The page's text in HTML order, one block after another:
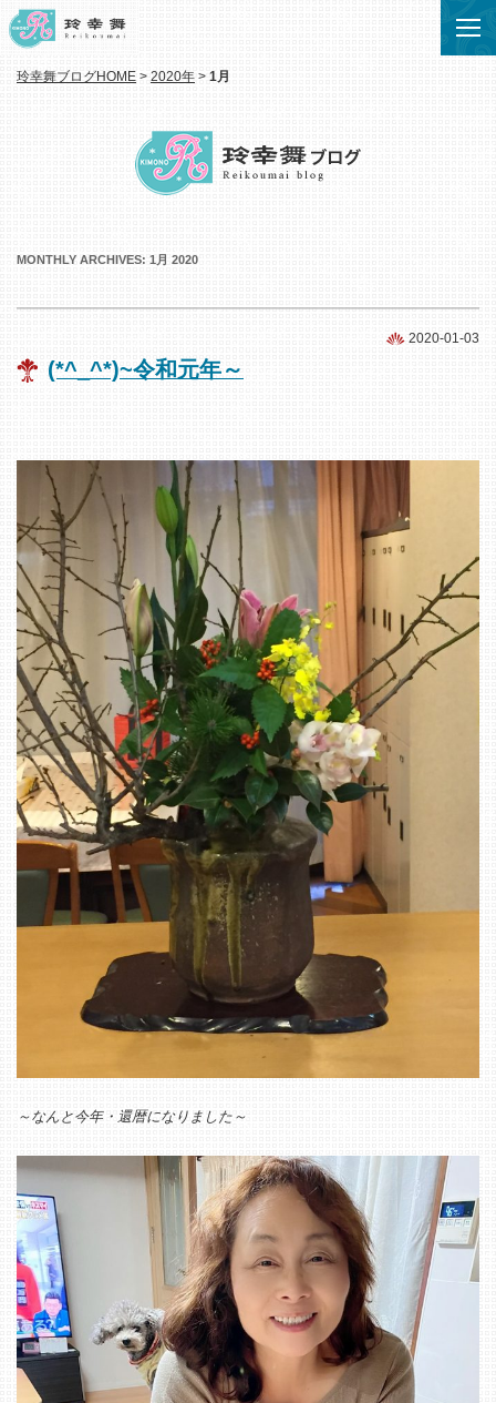
玲幸舞ブログHOME > 2020年 > 1月
MONTHLY ARCHIVES: 1月 2020
2020-01-03
(*^_^*)~令和元年～
～なんと今年・還暦になりました～